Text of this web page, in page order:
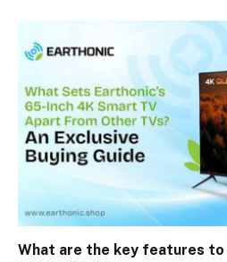
What are the key features to